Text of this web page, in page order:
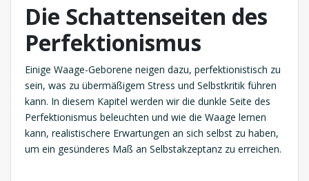
Die Schattenseiten des
Perfektionismus
Einige Waage-Geborene neigen dazu, perfektionistisch zu
sein, was zu übermäßigem Stress und Selbstkritik führen
kann. In diesem Kapitel werden wir die dunkle Seite des
Perfektionismus beleuchten und wie die Waage lernen
kann, realistischere Erwartungen an sich selbst zu haben,
um ein gesünderes Maß an Selbstakzeptanz zu erreichen.